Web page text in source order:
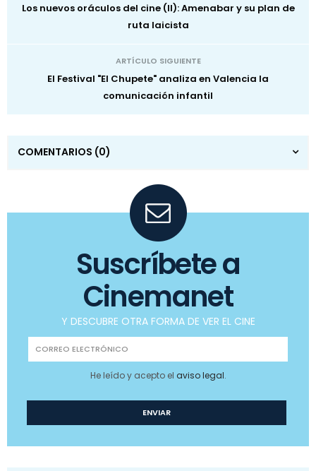
Los nuevos oráculos del cine (II): Amenabar y su plan de
ruta laicista
ARTÍCULO SIGUIENTE
El Festival "El Chupete" analiza en Valencia la
comunicación infantil
COMENTARIOS (0)
Suscríbete a
Cinemanet
Y DESCUBRE OTRA FORMA DE VER EL CINE
He leído y acepto el aviso legal.